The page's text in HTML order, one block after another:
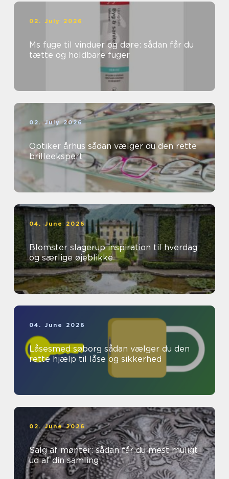
02. July 2026
Ms fuge til vinduer og døre: sådan får du
tætte og holdbare fuger
02. July 2026
Optiker århus sådan vælger du den rette
brilleekspert
04. June 2026
Blomster slagerup inspiration til hverdag
og særlige øjeblikke
04. June 2026
Låsesmed søborg sådan vælger du den
rette hjælp til låse og sikkerhed
02. June 2026
Salg af mønter: sådan får du mest muligt
ud af din samling